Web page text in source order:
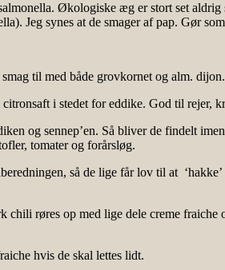
Økologiske æg er stort set
Jeg synes at de smager af pap. Gør
til med både grovkornet og alm.
i stedet for eddike. God til rejer,
og sennep’en. Så bliver de findelt
tomater og forårsløg.
så de lige får lov til at
røres op med lige dele creme
hvis de skal lettes lidt.